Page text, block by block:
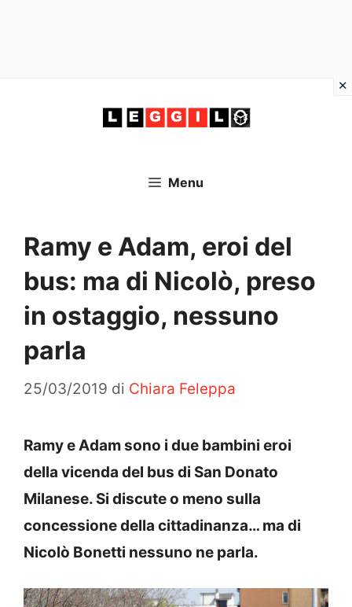
Menu
Ramy e Adam, eroi del
bus: ma di Nicolò, preso
in ostaggio, nessuno
parla
25/03/2019 di Chiara Feleppa
Ramy e Adam sono i due bambini eroi
della vicenda del bus di San Donato
Milanese. Si discute o meno sulla
concessione della cittadinanza… ma di
Nicolò Bonetti nessuno ne parla.